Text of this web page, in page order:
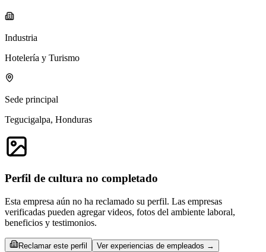
Industria
Hotelería y Turismo
Sede principal
Tegucigalpa, Honduras
Perfil de cultura no completado
Esta empresa aún no ha reclamado su perfil. Las empresas
verificadas pueden agregar videos, fotos del ambiente laboral,
beneficios y testimonios.
Reclamar este perfil Ver experiencias de empleados →